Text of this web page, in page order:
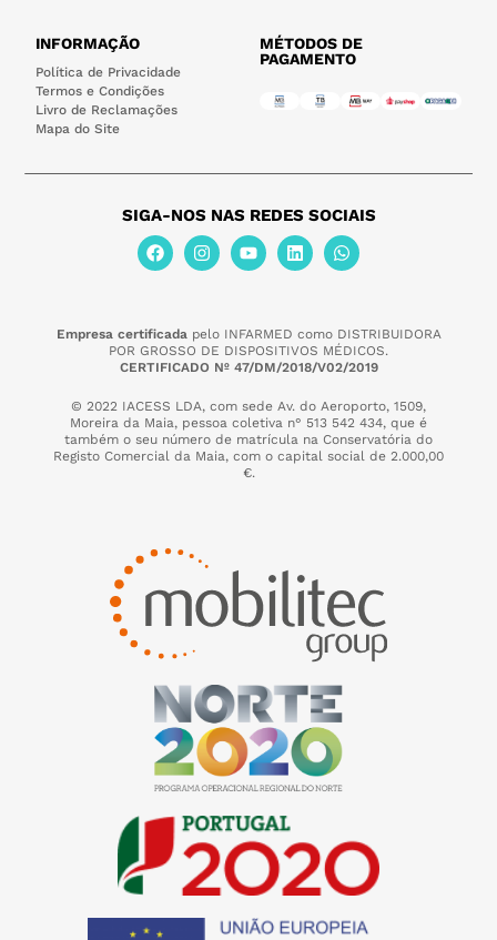
INFORMAÇÃO
Política de Privacidade
Termos e Condições
Livro de Reclamações
Mapa do Site
MÉTODOS DE
PAGAMENTO
SIGA-NOS NAS REDES SOCIAIS
Empresa certificada pelo INFARMED como DISTRIBUIDORA
POR GROSSO DE DISPOSITIVOS MÉDICOS.
CERTIFICADO Nº 47/DM/2018/V02/2019
© 2022 IACESS LDA, com sede Av. do Aeroporto, 1509,
Moreira da Maia, pessoa coletiva n° 513 542 434, que é
também o seu número de matrícula na Conservatória do
Registo Comercial da Maia, com o capital social de 2.000,00
€.